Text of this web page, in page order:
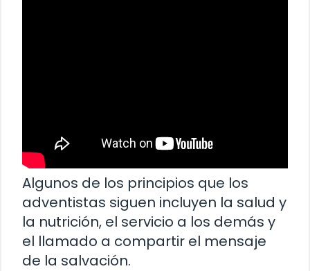
Algunos de los principios que los
adventistas siguen incluyen la salud y
la nutrición, el servicio a los demás y
el llamado a compartir el mensaje
de la salvación.